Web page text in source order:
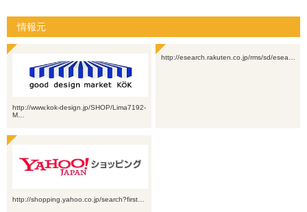
情報元
http://www.kok-design.jp/SHOP/Lima7192-
M…
http://esearch.rakuten.co.jp/rms/sd/esea…
http://shopping.yahoo.co.jp/search?first…